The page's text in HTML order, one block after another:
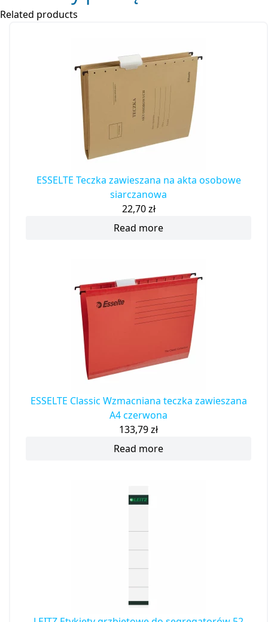
Related products
ESSELTE Teczka zawieszana na akta osobowe
siarczanowa
22,70zł
Read more
ESSELTE Classic Wzmacniana teczka zawieszana
A4 czerwona
133,79zł
Read more